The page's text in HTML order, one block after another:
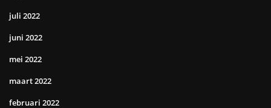
juli 2022
juni 2022
mei 2022
maart 2022
februari 2022